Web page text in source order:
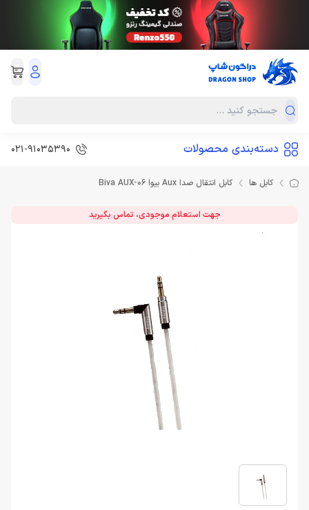
دسته‌بندی محصولات 021-91035390
کابل ها کابل انتقال صدا Aux بیوا Biva AUX-06
جهت استعلام موجودی، تماس بگیرید